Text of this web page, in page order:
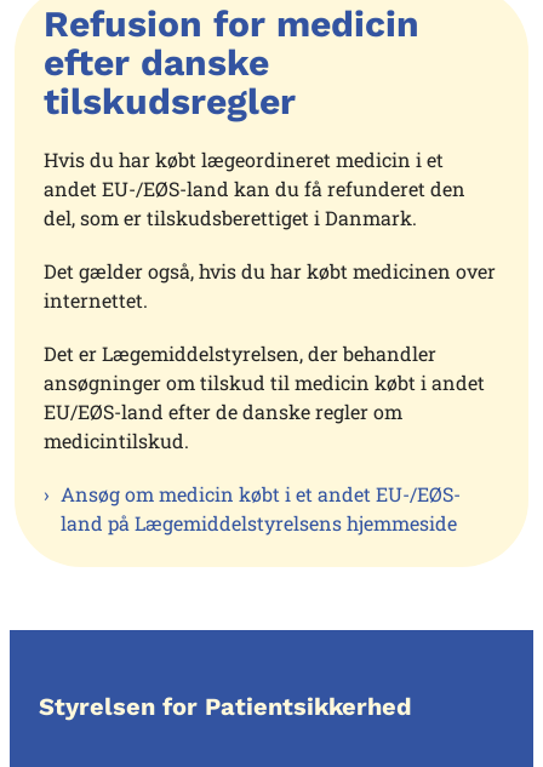
Refusion for medicin
efter danske
tilskudsregler
Hvis du har købt lægeordineret medicin i et
andet EU-/EØS-land kan du få refunderet den
del, som er tilskudsberettiget i Danmark.
Det gælder også, hvis du har købt medicinen over
internettet.
Det er Lægemiddelstyrelsen, der behandler
ansøgninger om tilskud til medicin købt i andet
EU/EØS-land efter de danske regler om
medicintilskud.
Ansøg om medicin købt i et andet EU-/EØS-
land på Lægemiddelstyrelsens hjemmeside
Styrelsen for Patientsikkerhed